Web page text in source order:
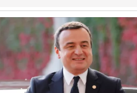
Москве ВИДЕО /
1479
10
Тень биткоина
блэкауты и
майнинга